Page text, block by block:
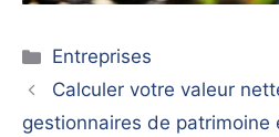
Catégories
Entreprises
Calculer votre valeur
gestionnaires de patrimoine